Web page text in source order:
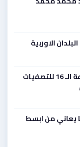
منتخبنا الوطني في مجموعة الـ 16 للتصفيات
يعاني من ابسط